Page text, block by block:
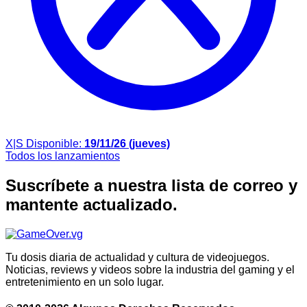
X|S Disponible: 19/11/26 (jueves)
Todos los lanzamientos
Suscríbete a nuestra lista de correo y
mantente actualizado.
Tu dosis diaria de actualidad y cultura de videojuegos.
Noticias, reviews y videos sobre la industria del gaming y el
entretenimiento en un solo lugar.